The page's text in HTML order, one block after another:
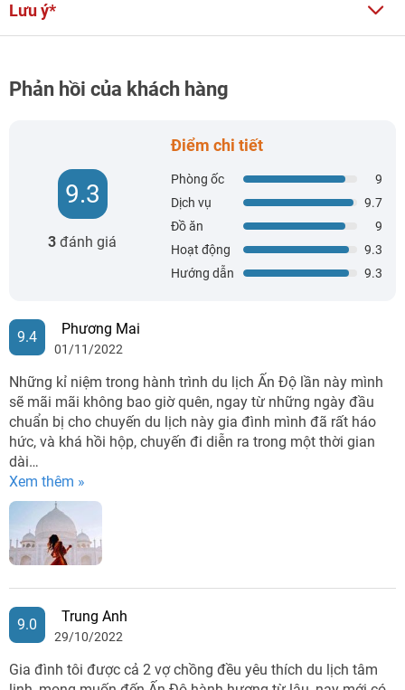
Lưu ý*
Phản hồi của khách hàng
9.3
3 đánh giá
Điểm chi tiết
Phòng ốc
9
Dịch vụ
9.7
Đồ ăn
9
Hoạt động
9.3
Hướng dẫn
9.3
9.4 Phương Mai
01/11/2022
Những kỉ niệm trong hành trình du lịch Ấn Độ lần này mình
sẽ mãi mãi không bao giờ quên, ngay từ những ngày đầu
chuẩn bị cho chuyến du lịch này gia đình mình đã rất háo
hức, và khá hồi hộp, chuyến đi diễn ra trong một thời gian
dài…
Xem thêm »
9.0 Trung Anh
29/10/2022
Gia đình tôi được cả 2 vợ chồng đều yêu thích du lịch tâm